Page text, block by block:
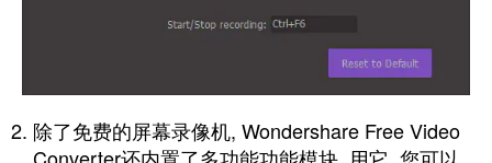
除了免费的屏幕录像机, Wondershare Free Video